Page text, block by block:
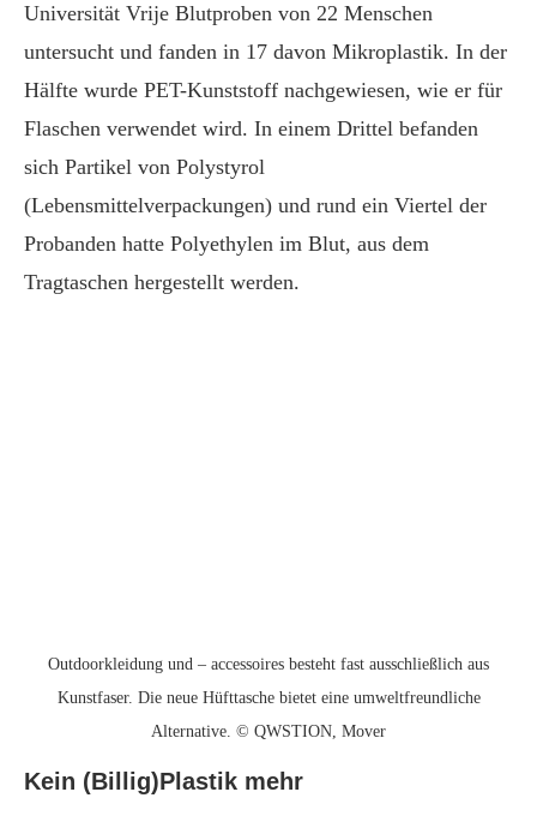
Universität Vrije Blutproben von 22 Menschen
untersucht und fanden in 17 davon Mikroplastik. In der
Hälfte wurde PET-Kunststoff nachgewiesen, wie er für
Flaschen verwendet wird. In einem Drittel befanden
sich Partikel von Polystyrol
(Lebensmittelverpackungen) und rund ein Viertel der
Probanden hatte Polyethylen im Blut, aus dem
Tragtaschen hergestellt werden.
Outdoorkleidung und – accessoires besteht fast ausschließlich aus
Kunstfaser. Die neue Hüfttasche bietet eine umweltfreundliche
Alternative. © QWSTION, Mover
Kein (Billig)Plastik mehr